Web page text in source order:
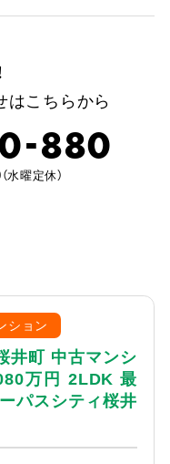
はこちらから
-880
曜定休）
ション
井町 中古マンシ
万円 2LDK 最
ーパスシティ桜井